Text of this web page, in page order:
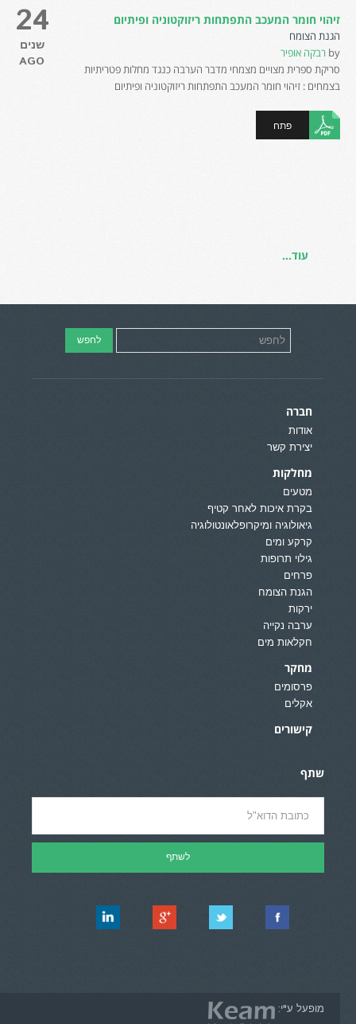
24
שנים
AGO
זיהוי חומר המעכב התפתחות ריזוקטוניה ופיתיום
הגנת הצומח
by רבקה אופיר
סריקת ספרית מצויים מצמחי מדבר הערבה כנגד מחלות פטריתיות
בצמחים : זיהוי חומר המעכב התפתחות ריזוקטוניה ופיתיום
פתח
עוד...
חברה
אודות
יצירת קשר
מחלקות
מטעים
בקרת איכות לאחר קטיף
גיאולוגיה ומיקרופלאונטולוגיה
קרקע ומים
גילוי תרופות
פרחים
הגנת הצומח
ירקות
ערבה נקייה
חקלאות מים
מחקר
פרסומים
אקלים
קישורים
שתף
מופעל ע"י: